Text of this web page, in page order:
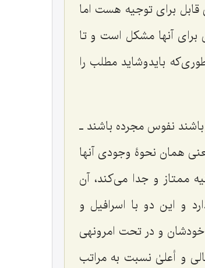
برای توجیه هست اما
برای آنها مشکل است و تا
بایدوشاید مطلب را
نفوس مجرده باشند ـ
همان نحوۀ وجودی آنها
ممتاز و جدا می‌کند، آن
و این دو با اسرافیل و
خودشان و در تحت امرونهی
و أعلیٰ نسبت به مراتب